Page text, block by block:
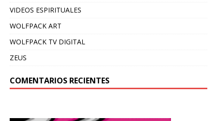
VIDEOS ESPIRITUALES
WOLFPACK ART
WOLFPACK TV DIGITAL
ZEUS
COMENTARIOS RECIENTES